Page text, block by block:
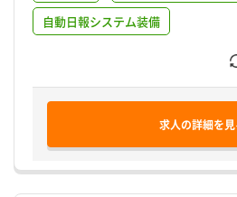
自動日報システム装備
求人の詳細を見